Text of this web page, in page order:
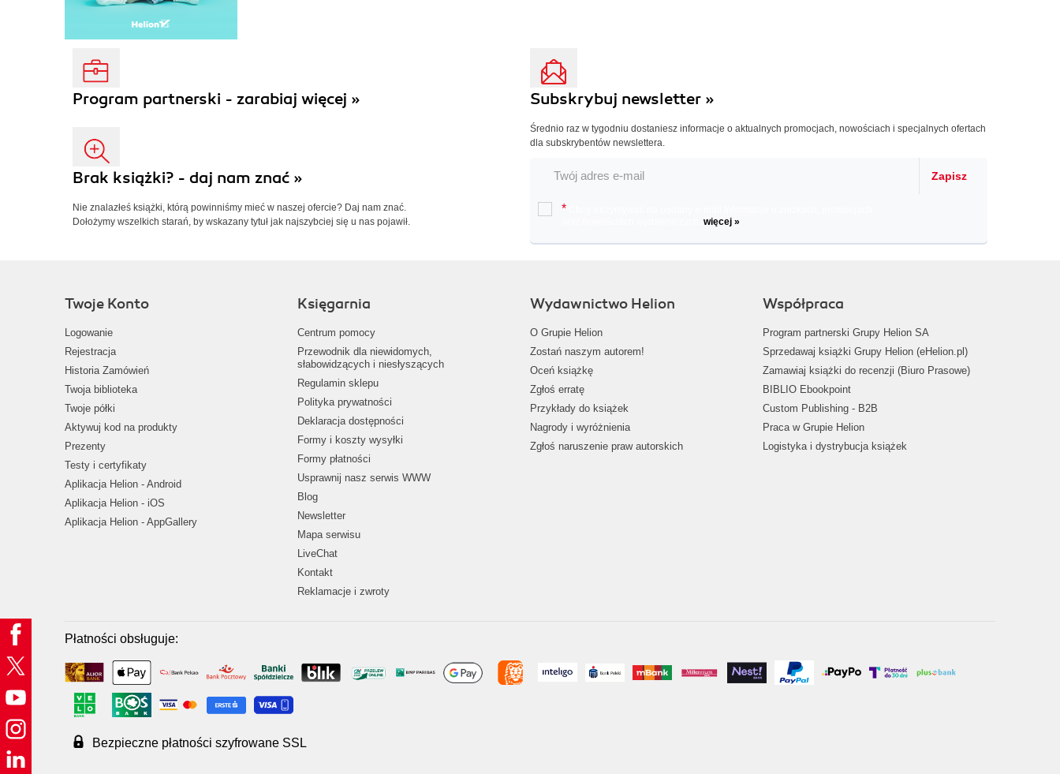
Program partnerski - zarabiaj więcej »
Brak książki? - daj nam znać »
Nie znalazłeś książki, którą powinniśmy mieć w naszej ofercie? Daj nam znać.
Dołożymy wszelkich starań, by wskazany tytuł jak najszybciej się u nas pojawił.
Subskrybuj newsletter »
Średnio raz w tygodniu dostaniesz informacje o aktualnych promocjach, nowościach i specjalnych ofertach
dla subskrybentów newslettera.
Zapisz
*
więcej »
Twoje Konto
Logowanie
Rejestracja
Historia Zamówień
Twoja biblioteka
Twoje półki
Aktywuj kod na produkty
Prezenty
Testy i certyfikaty
Aplikacja Helion - Android
Aplikacja Helion - iOS
Aplikacja Helion - AppGallery
Księgarnia
Centrum pomocy
Przewodnik dla niewidomych,
słabowidzących i niesłyszących
Regulamin sklepu
Polityka prywatności
Deklaracja dostępności
Formy i koszty wysyłki
Formy płatności
Usprawnij nasz serwis WWW
Blog
Newsletter
Mapa serwisu
LiveChat
Kontakt
Reklamacje i zwroty
Wydawnictwo Helion
O Grupie Helion
Zostań naszym autorem!
Oceń książkę
Zgłoś erratę
Przykłady do książek
Nagrody i wyróżnienia
Zgłoś naruszenie praw autorskich
Współpraca
Program partnerski Grupy Helion SA
Sprzedawaj książki Grupy Helion (eHelion.pl)
Zamawiaj książki do recenzji (Biuro Prasowe)
BIBLIO Ebookpoint
Custom Publishing - B2B
Praca w Grupie Helion
Logistyka i dystrybucja książek
Płatności obsługuje:
Bezpieczne płatności szyfrowane SSL